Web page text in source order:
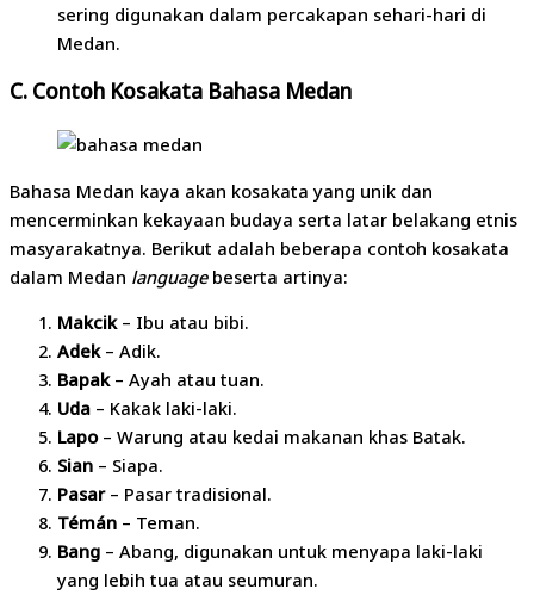
sering digunakan dalam percakapan sehari-hari di
Medan.
C. Contoh Kosakata Bahasa Medan
Bahasa Medan kaya akan kosakata yang unik dan
mencerminkan kekayaan budaya serta latar belakang etnis
masyarakatnya. Berikut adalah beberapa contoh kosakata
dalam Medan languagebeserta artinya:
Makcik– Ibu atau bibi.
Adek– Adik.
Bapak– Ayah atau tuan.
Uda – Kakak laki-laki.
Lapo– Warung atau kedai makanan khas Batak.
Sian – Siapa.
Pasar– Pasar tradisional.
Témán – Teman.
Bang – Abang, digunakan untuk menyapa laki-laki
yang lebih tua atau seumuran.